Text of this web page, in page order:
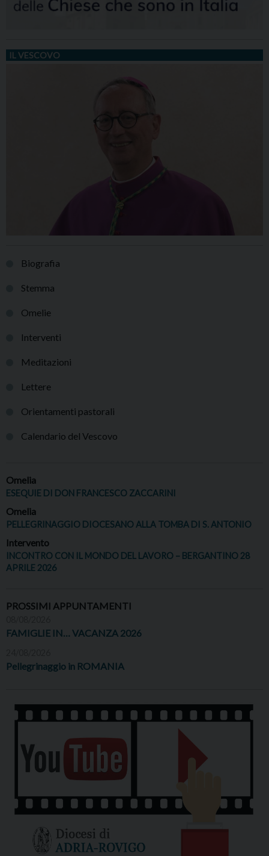
IL VESCOVO
Biografia
Stemma
Omelie
Interventi
Meditazioni
Lettere
Orientamenti pastorali
Calendario del Vescovo
Omelia
ESEQUIE DI DON FRANCESCO ZACCARINI
Omelia
PELLEGRINAGGIO DIOCESANO ALLA TOMBA DI S. ANTONIO
Intervento
INCONTRO CON IL MONDO DEL LAVORO – BERGANTINO 28
APRILE 2026
PROSSIMI APPUNTAMENTI
FAMIGLIE IN… VACANZA 2026
Pellegrinaggio in ROMANIA